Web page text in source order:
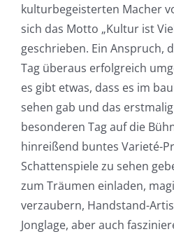
kulturbegeisterten Macher
sich das Motto „Kultur ist
geschrieben. Ein Anspruch,
Tag überaus erfolgreich
es gibt etwas, dass es im
sehen gab und das
besonderen Tag auf die
hinreißend buntes Varieté-
Schattenspiele zu sehen
zum Träumen einladen,
verzaubern, Handstand-
Jonglage, aber auch